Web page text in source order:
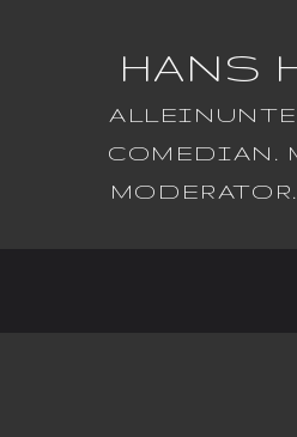
HANS
COMEDIAN.